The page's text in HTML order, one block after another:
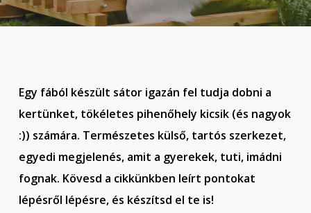
Egy fából készült sátor igazán fel tudja dobni a
kertünket, tökéletes pihenőhely kicsik (és nagyok
:)) számára. Természetes külső, tartós szerkezet,
egyedi megjelenés, amit a gyerekek, tuti, imádni
fognak. Kövesd a cikkünkben leírt pontokat
lépésről lépésre, és készítsd el te is!